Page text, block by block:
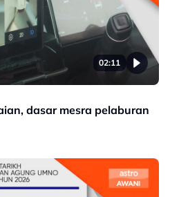
02:11
dasar mesra pelaburan